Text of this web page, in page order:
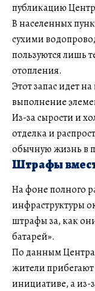
публикацию
В населенных
сухими
пользуются лишь
отопления.
Этот запас идет
выполнение
Из-за сырости и
отделка и
обычную жизнь в
Штрафы
На фоне полного
инфраструктуры
штрафы за, как
батарей».
По данным
жители прибегают
инициативе, а из-